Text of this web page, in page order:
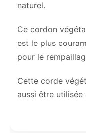
naturel.
Ce cordon
est le plus
pour le
Cette corde
aussi être utilisée